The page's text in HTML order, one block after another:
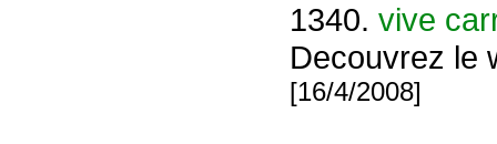
1340. vive
Decouvrez le
[16/4/2008]